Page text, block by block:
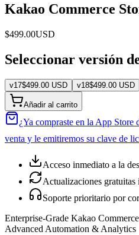
Kakao Commerce
$499.00USD
Seleccionar versión
v17$499.00 USD v18$499.00 USD
Añadir al carrito
¿Ya compraste en la App Store
venta y le emitiremos su clave de
Acceso inmediato a la
Actualizaciones gratuitas
Soporte prioritario por
Enterprise-Grade Kakao
Advanced Automation & Analytics